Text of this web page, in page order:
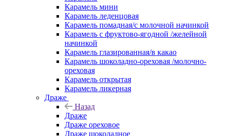
Карамель мини
Карамель леденцовая
Карамель помадная/с молочной начинкой
Карамель с фруктово-ягодной /желейной
начинкой
Карамель глазированная/в какао
Карамель шоколадно-ореховая /молочно-
ореховая
Карамель открытая
Карамель ликерная
Драже
Назад
Драже
Драже ореховое
Драже шоколадное